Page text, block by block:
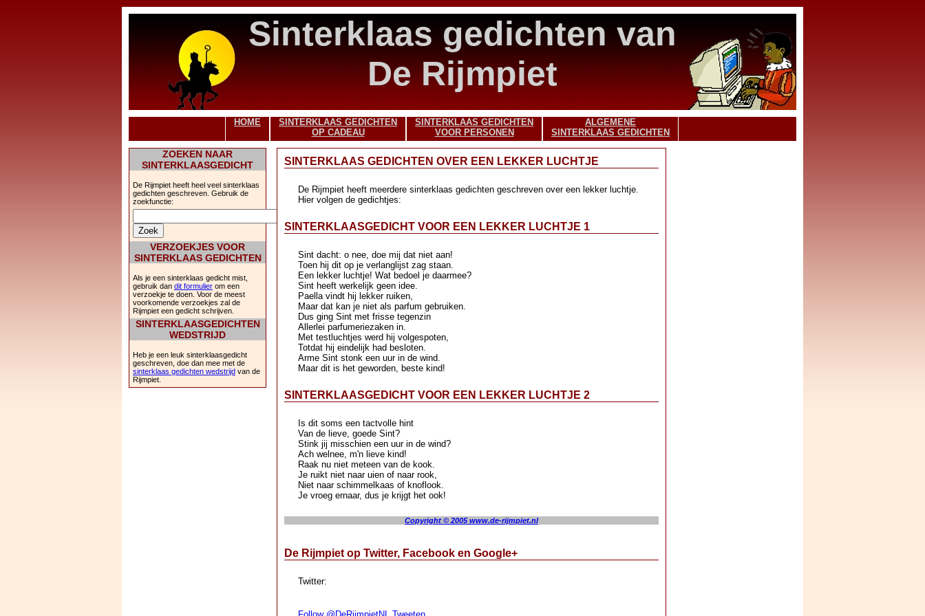
Sinterklaas gedichten van
De Rijmpiet
HOME
SINTERKLAAS GEDICHTEN
OP CADEAU
SINTERKLAAS GEDICHTEN
VOOR PERSONEN
ALGEMENE
SINTERKLAAS GEDICHTEN
ZOEKEN NAAR
SINTERKLAASGEDICHT
De Rijmpiet heeft heel veel sinterklaas
gedichten geschreven. Gebruik de
zoekfunctie:
VERZOEKJES VOOR
SINTERKLAAS GEDICHTEN
Als je een sinterklaas gedicht mist,
gebruik dan dit formulier om een
verzoekje te doen. Voor de meest
voorkomende verzoekjes zal de
Rijmpiet een gedicht schrijven.
SINTERKLAASGEDICHTEN
WEDSTRIJD
Heb je een leuk sinterklaasgedicht
geschreven, doe dan mee met de
sinterklaas gedichten wedstrijd van de
Rijmpiet.
SINTERKLAAS GEDICHTEN OVER EEN LEKKER LUCHTJE
De Rijmpiet heeft meerdere sinterklaas gedichten geschreven over een lekker luchtje.
Hier volgen de gedichtjes:
SINTERKLAASGEDICHT VOOR EEN LEKKER LUCHTJE 1
Sint dacht: o nee, doe mij dat niet aan!
Toen hij dit op je verlanglijst zag staan.
Een lekker luchtje! Wat bedoel je daarmee?
Sint heeft werkelijk geen idee.
Paella vindt hij lekker ruiken,
Maar dat kan je niet als parfum gebruiken.
Dus ging Sint met frisse tegenzin
Allerlei parfumeriezaken in.
Met testluchtjes werd hij volgespoten,
Totdat hij eindelijk had besloten.
Arme Sint stonk een uur in de wind.
Maar dit is het geworden, beste kind!
SINTERKLAASGEDICHT VOOR EEN LEKKER LUCHTJE 2
Is dit soms een tactvolle hint
Van de lieve, goede Sint?
Stink jij misschien een uur in de wind?
Ach welnee, m'n lieve kind!
Raak nu niet meteen van de kook.
Je ruikt niet naar uien of naar rook,
Niet naar schimmelkaas of knoflook.
Je vroeg ernaar, dus je krijgt het ook!
Copyright © 2005 www.de-rijmpiet.nl
De Rijmpiet op Twitter, Facebook en Google+
Twitter: